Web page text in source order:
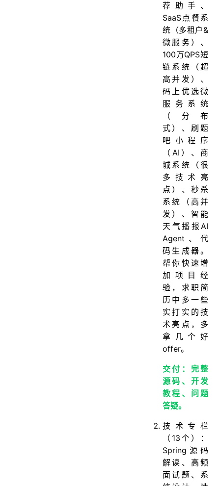
荐助手、
SaaS点餐系
统（多租户&
微服务）、
100万QPS短
链系统（超
高并发）、
码上优选微
服务系统
（分布
式）、刷题
吧小程序
（AI）、商
城系统（很
多技术亮
点）、秒杀
系统（高并
发）、智能
天气播报AI
Agent、代
码生成器。
帮你快速增
加项目经
验，求职简
历中多一些
实打实的技
术亮点，多
拿几个好
offer。
交付：完整
源码、开发
教程、问题
答疑。
技术专栏
（13个）：
Spring源码
解读、高频
面试题、系